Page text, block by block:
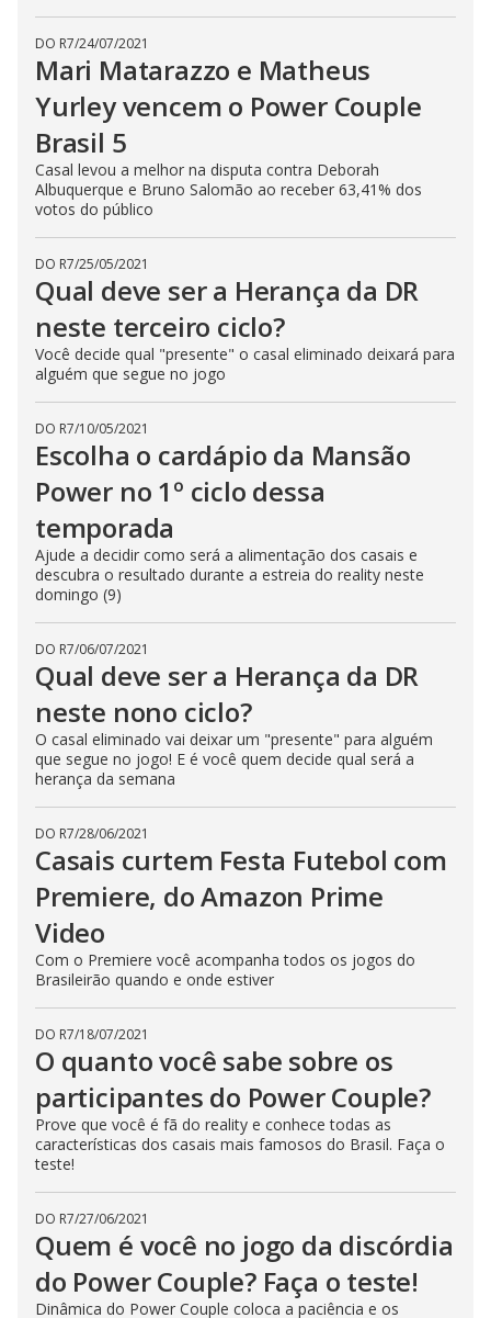
DO R7/24/07/2021
Mari Matarazzo e Matheus
Yurley vencem o Power Couple
Brasil 5
Casal levou a melhor na disputa contra Deborah
Albuquerque e Bruno Salomão ao receber 63,41% dos
votos do público
DO R7/25/05/2021
Qual deve ser a Herança da DR
neste terceiro ciclo?
Você decide qual "presente" o casal eliminado deixará para
alguém que segue no jogo
DO R7/10/05/2021
Escolha o cardápio da Mansão
Power no 1º ciclo dessa
temporada
Ajude a decidir como será a alimentação dos casais e
descubra o resultado durante a estreia do reality neste
domingo (9)
DO R7/06/07/2021
Qual deve ser a Herança da DR
neste nono ciclo?
O casal eliminado vai deixar um "presente" para alguém
que segue no jogo! E é você quem decide qual será a
herança da semana
DO R7/28/06/2021
Casais curtem Festa Futebol com
Premiere, do Amazon Prime
Video
Com o Premiere você acompanha todos os jogos do
Brasileirão quando e onde estiver
DO R7/18/07/2021
O quanto você sabe sobre os
participantes do Power Couple?
Prove que você é fã do reality e conhece todas as
características dos casais mais famosos do Brasil. Faça o
teste!
DO R7/27/06/2021
Quem é você no jogo da discórdia
do Power Couple? Faça o teste!
Dinâmica do Power Couple coloca a paciência e os